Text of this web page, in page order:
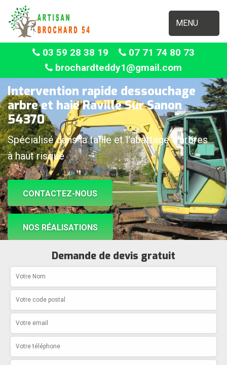
MENU
03 59 28 38 19
07 71 74 80 73
brochardteddy1@gmail.com
Intervention rapide dessouchage
arbre et haie Raville Sur Sanon
54370
Spécialisé dans la taille et l'abattage d'arbres
à haut risque
CONTACTEZ-NOUS
NOS RÉALISATIONS
Demande de devis gratuit